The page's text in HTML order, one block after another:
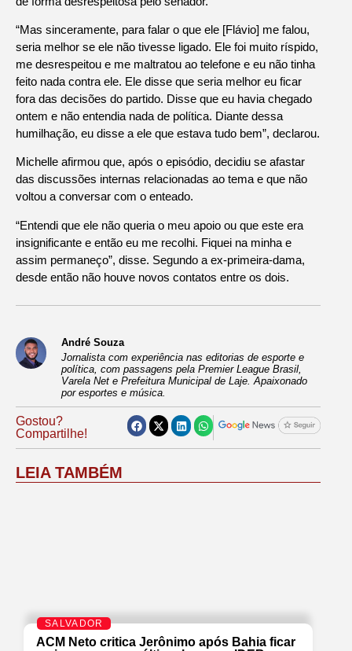
“Mas sinceramente, para falar o que ele [Flávio] me falou,
seria melhor se ele não tivesse ligado. Ele foi muito ríspido,
me desrespeitou e me maltratou ao telefone e eu não tinha
feito nada contra ele. Ele disse que seria melhor eu ficar
fora das decisões do partido. Disse que eu havia chegado
ontem e não entendia nada de política. Diante dessa
humilhação, eu disse a ele que estava tudo bem”, declarou.
Michelle afirmou que, após o episódio, decidiu se afastar
das discussões internas relacionadas ao tema e que não
voltou a conversar com o enteado.
“Entendi que ele não queria o meu apoio ou que este era
insignificante e então eu me recolhi. Fiquei na minha e
assim permaneço”, disse. Segundo a ex-primeira-dama,
desde então não houve novos contatos entre os dois.
André Souza
Jornalista com experiência nas editorias de esporte e
política, com passagens pela Premier League Brasil,
Varela Net e Prefeitura Municipal de Laje. Apaixonado
por esportes e música.
Gostou?
Compartilhe!
LEIA TAMBÉM
SALVADOR
ACM Neto critica Jerônimo após Bahia ficar